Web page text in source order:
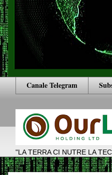
Canale Telegram
"LA TERRA CI NUTRE LA